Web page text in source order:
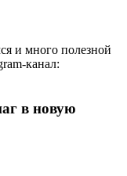
и много полезной
канал:
в новую